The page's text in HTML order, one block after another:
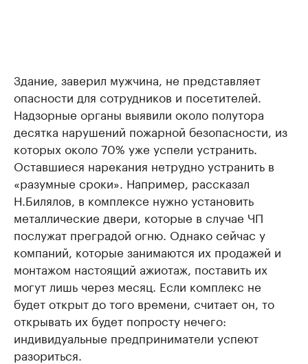
Здание, заверил мужчина, не представляет
опасности для сотрудников и посетителей.
Надзорные органы выявили около полутора
десятка нарушений пожарной безопасности, из
которых около 70% уже успели устранить.
Оставшиеся нарекания нетрудно устранить в
«разумные сроки». Например, рассказал
Н.Билялов, в комплексе нужно установить
металлические двери, которые в случае ЧП
послужат преградой огню. Однако сейчас у
компаний, которые занимаются их продажей и
монтажом настоящий ажиотаж, поставить их
могут лишь через месяц. Если комплекс не
будет открыт до того времени, считает он, то
открывать их будет попросту нечего:
индивидуальные предприниматели успеют
разориться.